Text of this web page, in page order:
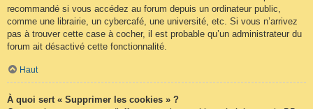
recommandé si vous accédez au forum depuis un ordinateur public,
comme une librairie, un cybercafé, une université, etc. Si vous n’arrivez
pas à trouver cette case à cocher, il est probable qu’un administrateur du
forum ait désactivé cette fonctionnalité.
Haut
À quoi sert « Supprimer les cookies » ?